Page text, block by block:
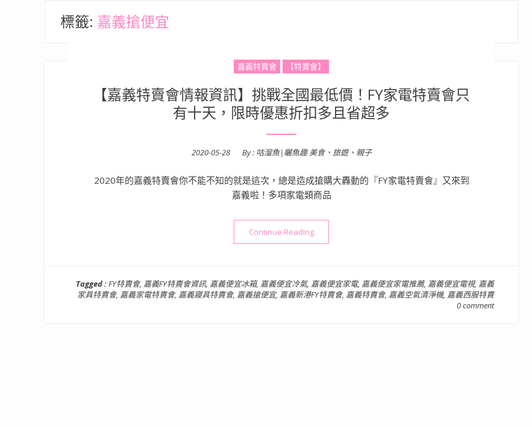
標籤: 嘉義搶便宜
嘉義特賣會 【特賣會】
【嘉義特賣會情報資訊】挑戰全國最低價！FY家電特賣會只
有十天，限時優惠折扣多且省超多
Posted
2020-05-28 By : 咕溜魚|曬魚趣 美食、旅遊、親子
2020年的嘉義特賣會你不能不知的就是這次，總是造成搶購大轟動的『FY家電特賣會』又來到
嘉義啦！多項家電類商品
Continue Reading“【嘉義特賣會情報資訊】挑戰全國最低價！FY家電特賣會只有
Tagged :FY特賣會, 嘉義FY特賣會資訊, 嘉義便宜冰箱, 嘉義便宜冷氣, 嘉義便宜家電, 嘉義便宜家電推薦, 嘉義便宜電視, 嘉義
家具特賣會, 嘉義家電特賣會, 嘉義寢具特賣會, 嘉義搶便宜, 嘉義新港FY特賣會, 嘉義特賣會, 嘉義空氣清淨機, 嘉義西服特賣
0 comment